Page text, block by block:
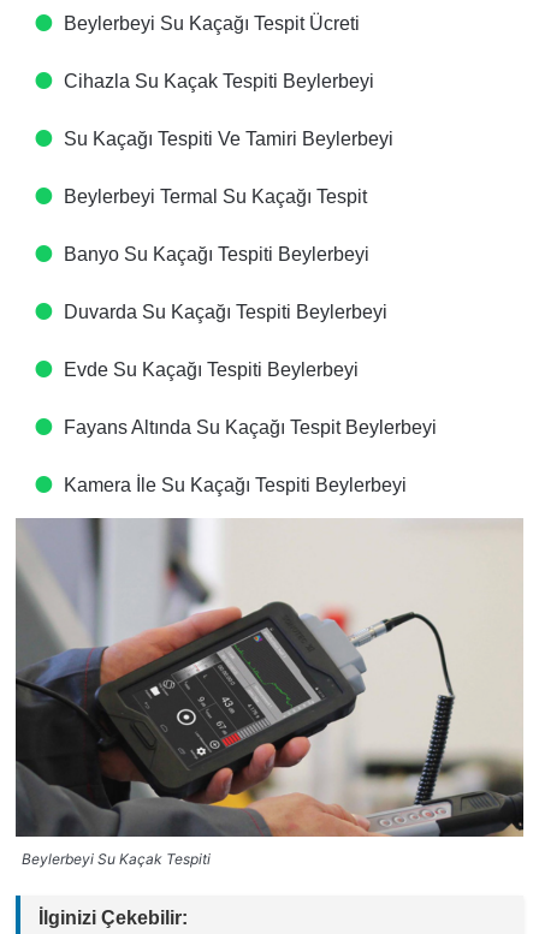
Beylerbeyi Su Kaçağı Tespit Ücreti​
Cihazla Su Kaçak Tespiti​ Beylerbeyi
Su Kaçağı Tespiti Ve Tamiri​ Beylerbeyi
Beylerbeyi Termal Su Kaçağı Tespit ​
Banyo Su Kaçağı Tespiti​ Beylerbeyi
Duvarda Su Kaçağı Tespiti​ Beylerbeyi
Evde Su Kaçağı Tespiti​ Beylerbeyi
Fayans Altında Su Kaçağı Tespit​ Beylerbeyi
Kamera İle Su Kaçağı Tespiti​ Beylerbeyi
Beylerbeyi Su Kaçak Tespiti
İlginizi Çekebilir: